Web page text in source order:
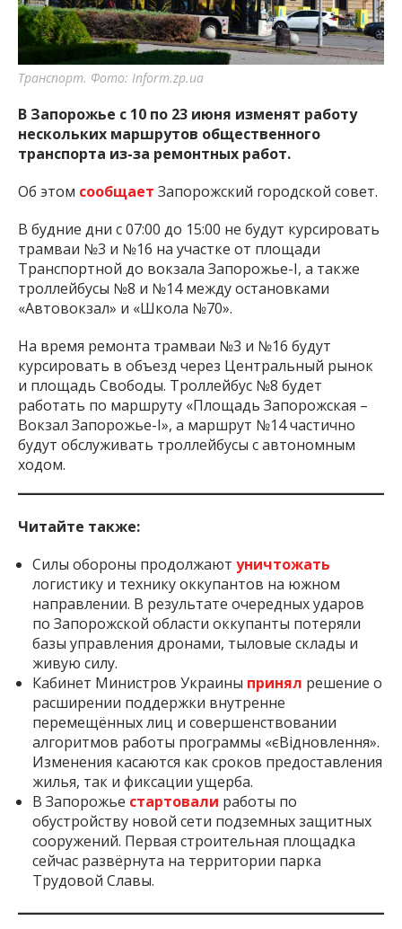
важную информацию о событиях
города Запорожья и области.
Транспорт. Фото: Inform.zp.ua
В Запорожье с 10 по 23 июня изменят работу
нескольких маршрутов общественного
транспорта из-за ремонтных работ.
Об этом сообщает Запорожский городской совет.
В будние дни с 07:00 до 15:00 не будут курсировать
трамваи №3 и №16 на участке от площади
Транспортной до вокзала Запорожье-I, а также
троллейбусы №8 и №14 между остановками
«Автовокзал» и «Школа №70».
На время ремонта трамваи №3 и №16 будут
курсировать в объезд через Центральный рынок
и площадь Свободы. Троллейбус №8 будет
работать по маршруту «Площадь Запорожская –
Вокзал Запорожье-I», а маршрут №14 частично
будут обслуживать троллейбусы с автономным
ходом.
Читайте также:
Силы обороны продолжают уничтожать
логистику и технику оккупантов на южном
направлении. В результате очередных ударов
по Запорожской области оккупанты потеряли
базы управления дронами, тыловые склады и
живую силу.
Кабинет Министров Украины принял решение о
расширении поддержки внутренне
перемещённых лиц и совершенствовании
алгоритмов работы программы «єВідновлення».
Изменения касаются как сроков предоставления
жилья, так и фиксации ущерба.
В Запорожье стартовали работы по
обустройству новой сети подземных защитных
сооружений. Первая строительная площадка
сейчас развёрнута на территории парка
Трудовой Славы.